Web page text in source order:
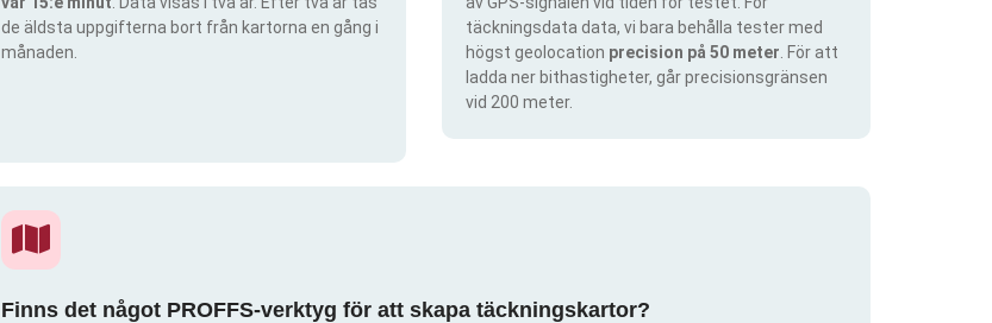
de äldsta uppgifterna bort från kartorna en gång i
månaden.
täckningsdata data, vi bara behålla tester med
högst geolocation precision på 50 meter . För att
ladda ner bithastigheter, går precisionsgränsen
vid 200 meter.
Finns det något PROFFS-verktyg för att skapa täckningskartor?